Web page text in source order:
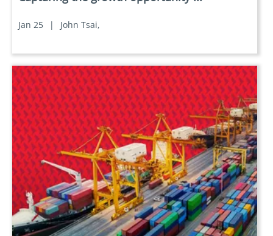
Jan 25 | John Tsai,